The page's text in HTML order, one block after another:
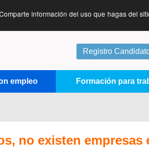
información del uso que hagas del
Registro
empleo Formación para
no existen empresas